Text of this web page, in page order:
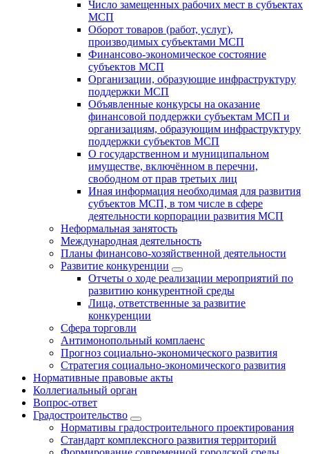
Число замещенных рабочих мест в субъектах
МСП
Оборот товаров (работ, услуг),
производимых субъектами МСП
Финансово-экономическое состояние
субъектов МСП
Организации, образующие инфраструктуру
поддержки МСП
Объявленные конкурсы на оказание
финансовой поддержки субъектам МСП и
организациям, образующим инфраструктуру
поддержки субъектов МСП
О государственном и муниципальном
имуществе, включённом в перечни,
свободном от прав третьих лиц
Иная информация необходимая для развития
субъектов МСП, в том числе в сфере
деятельности корпорации развития МСП
Неформальная занятость
Международная деятельность
Планы финансово-хозяйственной деятельности
Развитие конкуренции
Отчеты о ходе реализации мероприятий по
развитию конкурентной среды
Лица, ответственные за развитие
конкуренции
Сфера торговли
Антимонопольный комплаенс
Прогноз социально-экономического развития
Стратегия социально-экономического развития
Нормативные правовые акты
Коллегиальный орган
Вопрос-ответ
Градостроительство
Нормативы градостроительного проектирования
Стандарт комплексного развития территорий